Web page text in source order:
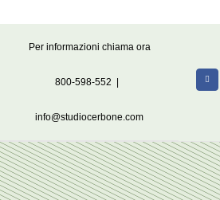
Per informazioni chiama ora
800-598-552
info@studiocerbone.com